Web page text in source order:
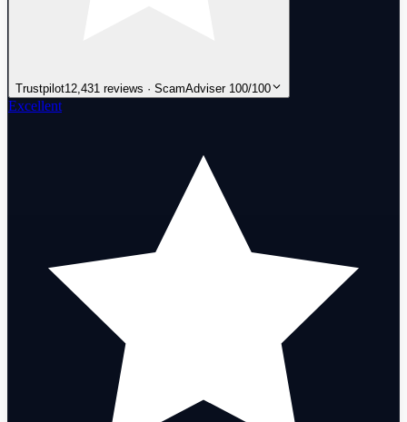
Trustpilot12,431 reviews · ScamAdviser 100/100
Excellent